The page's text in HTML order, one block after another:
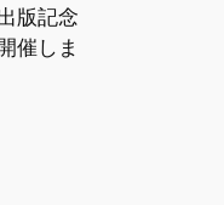
版記念
催しま